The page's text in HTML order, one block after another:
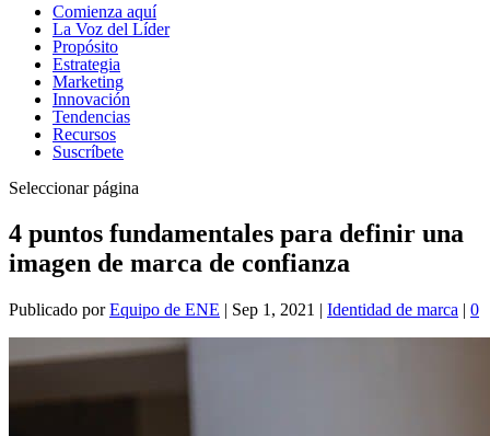
Comienza aquí
La Voz del Líder
Propósito
Estrategia
Marketing
Innovación
Tendencias
Recursos
Suscríbete
Seleccionar página
4 puntos fundamentales para definir una
imagen de marca de confianza
Publicado porEquipo de ENE | Sep 1, 2021 | Identidad de marca | 0